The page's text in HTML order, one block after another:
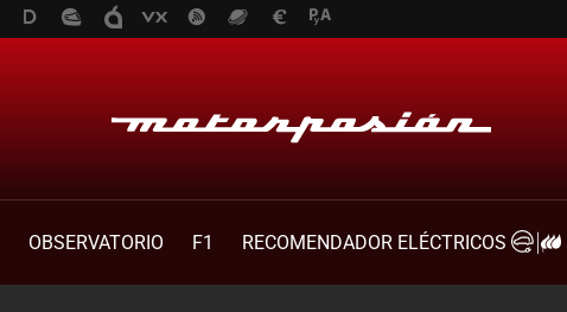
OBSERVATORIO F1
RECOMENDADOR ELÉCTRICOS